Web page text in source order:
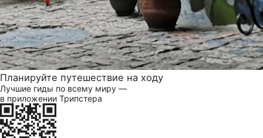
Планируйте путешествие на ходу
Лучшие гиды по всему миру —
в приложении Трипстера